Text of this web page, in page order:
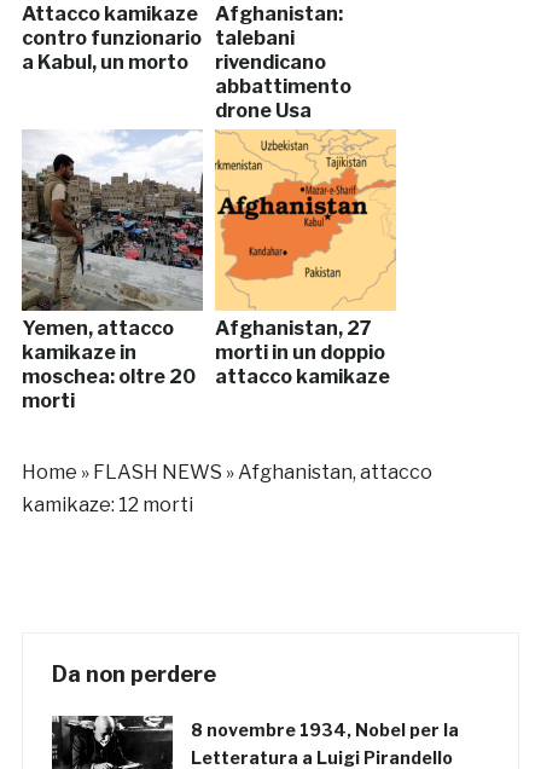
Attacco kamikaze
contro funzionario
a Kabul, un morto
Afghanistan:
talebani
rivendicano
abbattimento
drone Usa
Yemen, attacco
kamikaze in
moschea: oltre 20
morti
Afghanistan, 27
morti in un doppio
attacco kamikaze
Home » FLASH NEWS » Afghanistan, attacco
kamikaze: 12 morti
Da non perdere
8 novembre 1934, Nobel per la
Letteratura a Luigi Pirandello